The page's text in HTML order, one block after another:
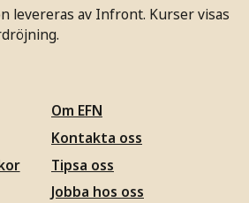
levereras av Infront. Kurser visas
Om EFN
Kontakta oss
Tipsa oss
Jobba hos oss